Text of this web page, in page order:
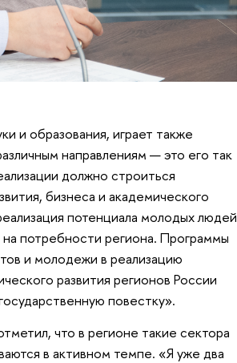
и образования, играет также
направлениям — это его так
должно строиться
бизнеса и академического
потенциала молодых людей
потребности региона. Программы
и молодежи в реализацию
развития регионов России
повестку».
что в регионе такие сектора
в активном темпе. «Я уже два